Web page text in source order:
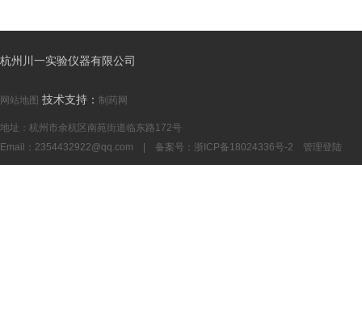
杭州川一实验仪器有限公司
网站地图 技术支持： 制药网
地址：杭州市余杭区南苑街道临东路172号
Email： 2354432922@qq.com | 备案号： 浙ICP备18024336号-2 管理登陆